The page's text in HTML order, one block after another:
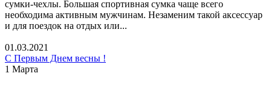
сумки-чехлы. Большая спортивная сумка чаще всего
необходима активным мужчинам. Незаменим такой аксессуар
и для поездок на отдых или...
01.03.2021
С Первым Днем весны !
1 Марта